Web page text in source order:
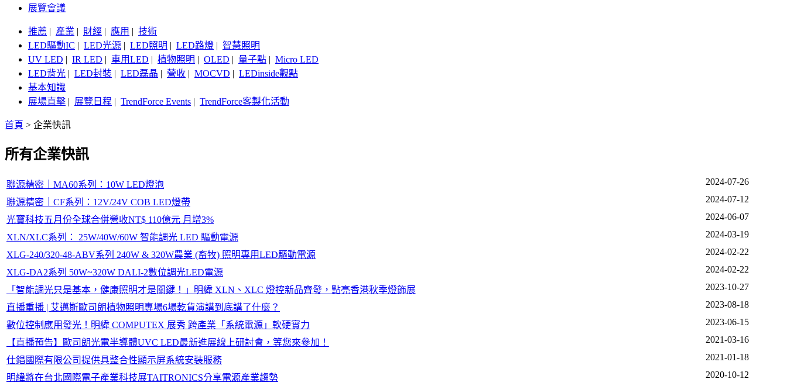
展覽會議
推薦 | 產業 | 財經 | 應用 | 技術
LED驅動IC | LED光源 | LED照明 | LED路燈 | 智慧照明
UV LED | IR LED | 車用LED | 植物照明 | OLED | 量子點 | Micro LED
LED背光 | LED封裝 | LED磊晶 | 營收 | MOCVD | LEDinside觀點
基本知識
展場直擊 | 展覽日程 | TrendForce Events | TrendForce客製化活動
首頁 > 企業快訊
所有企業快訊
聯源精密｜MA60系列：10W LED燈泡 2024-07-26
聯源精密｜CF系列：12V/24V COB LED燈帶 2024-07-12
光寶科技五月份全球合併營收NT$ 110億元 月增3% 2024-06-07
XLN/XLC系列： 25W/40W/60W 智能調光 LED 驅動電源 2024-03-19
XLG-240/320-48-ABV系列 240W & 320W農業 (畜牧) 照明專用LED驅動電源 2024-02-22
XLG-DA2系列 50W~320W DALI-2數位調光LED電源 2024-02-22
「智能調光只是基本，健康照明才是關鍵！」明緯 XLN、XLC 燈控新品齊發，點亮香港秋季燈飾展 2023-10-27
直播重播 | 艾邁斯歐司朗植物照明專場6場乾貨演講到底講了什麼？ 2023-08-18
數位控制應用發光！明緯 COMPUTEX 展秀 跨產業「系統電源」軟硬實力 2023-06-15
【直播預告】歐司朗光電半導體UVC LED最新進展線上研討會，等您來參加！ 2021-03-16
仕錩國際有限公司提供具整合性顯示屏系統安裝服務 2021-01-18
明緯將在台北國際電子產業科技展TAITRONICS分享電源產業趨勢 2020-10-12